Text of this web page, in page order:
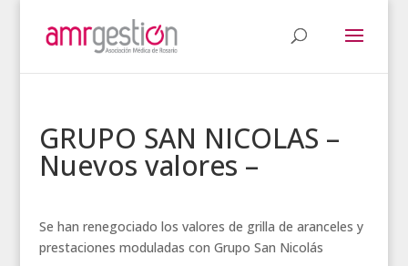
GRUPO SAN NICOLAS –
Nuevos valores –
Se han renegociado los valores de grilla de aranceles y
prestaciones moduladas con Grupo San Nicolás